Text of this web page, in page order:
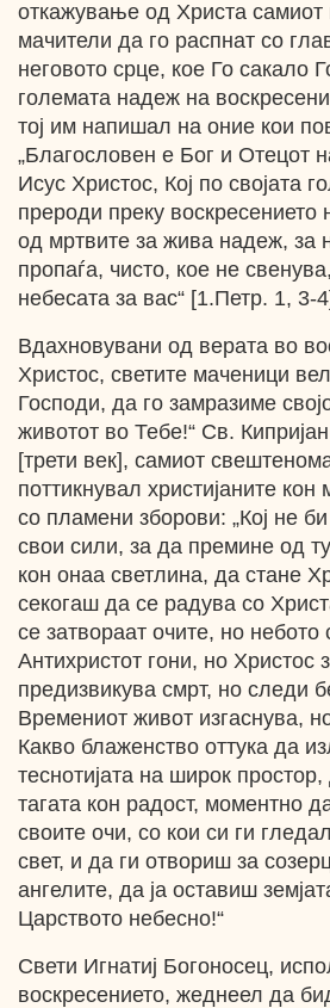
откажување од Христа самиот
мачители да го распнат со
неговото срце, кое Го сакало
големата надеж на
тој им напишал на оние кои
„Благословен е Бог и Отецот
Исус Христос, Кој по својата
прероди преку воскресението
од мртвите за жива надеж, за
пропаѓа, чисто, кое не
небесата за вас“ [1.Петр. 1, 3-
Вдахновувани од верата во
Христос, светите маченици
Господи, да го замразиме
животот во Тебе!“ Св.
[трети век], самиот
поттикнувал христијаните кон
со пламени зборови: „Кој не
свои сили, за да премине од
кон онаа светлина, да стане
секогаш да се радува со
се затвораат очите, но небото
Антихристот гони, но Христос
предизвикува смрт, но следи
Времениот живот изгаснува,
Какво блаженство оттука да
теснотијата на широк
тагата кон радост, моментно
своите очи, со кои си ги
свет, и да ги отвориш за
ангелите, да ја оставиш
Царството небесно!“
Свети Игнатиј Богоносец,
воскресението, жеднеел да